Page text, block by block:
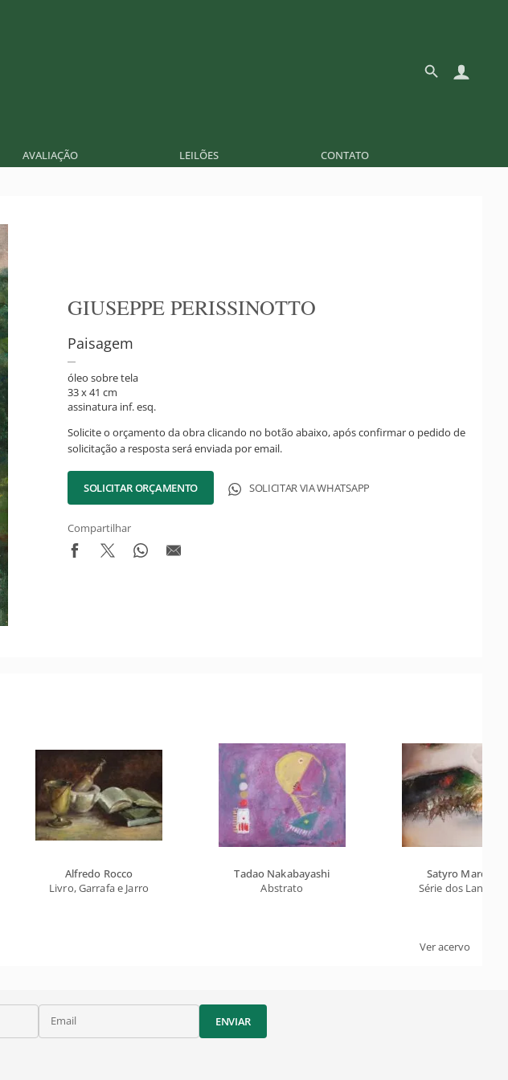
AVALIAÇÃO LEILÕES CONTATO
GIUSEPPE PERISSINOTTO
Paisagem
óleo sobre tela
33 x 41 cm
assinatura inf. esq.
Solicite o orçamento da obra clicando no botão abaixo, após confirmar o pedido de
solicitação a resposta será enviada por email.
SOLICITAR ORÇAMENTO SOLICITAR VIA WHATSAPP
Compartilhar
Alfredo Rocco
Livro, Garrafa e Jarro
Tadao Nakabayashi
Abstrato
Satyro Marques
Série dos
Ver acervo
Email ENVIAR